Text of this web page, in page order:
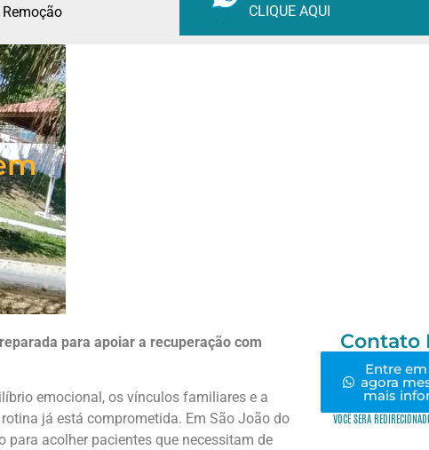
CLIQUE AQUI
para apoiar a recuperação com
emocional, os vínculos familiares e a
já está comprometida. Em São João do
para acolher pacientes que necessitam de
Contato
Entre
agora
mais
VOCÊ SERÁ